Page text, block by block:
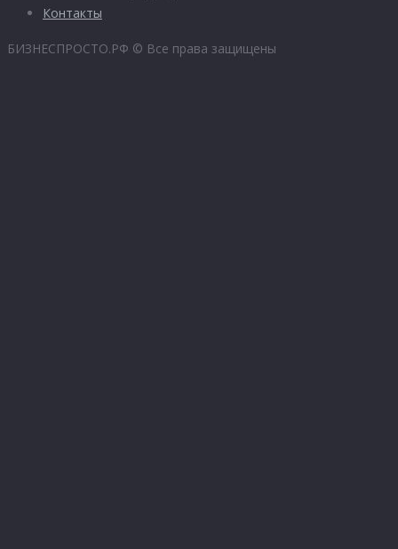
Контакты
БИЗНЕСПРОСТО.РФ © Все права защищены